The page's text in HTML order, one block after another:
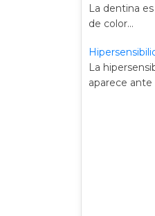
La dentina
de color…
La
aparece